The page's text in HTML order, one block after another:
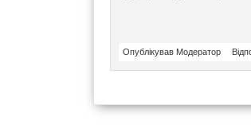
Опублікував Модератор